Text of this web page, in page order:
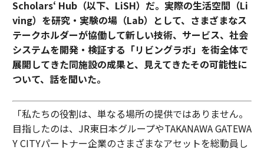
Scholars‘ Hub（以下、LiSH）だ。 実際の生活空間（Li
ving）を研究・実験の場（Lab）として、さまざまなス
テークホルダーが協働して新しい技術、サービス、社会
システムを開発・検証する「リビングラボ」を街全体で
展開してきた同施設の成果と、見えてきたその可能性に
ついて、話を聞いた。
「私たちの役割は、単なる場所の提供ではありません。
目指したのは、JR東日本グループやTAKANAWA GATEWA
Y CITYパートナー企業のさまざまなアセットを総動員し